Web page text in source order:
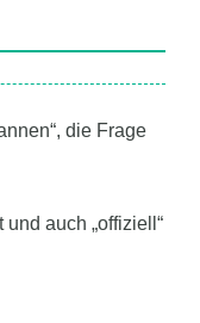
die Frage
auch „offiziell“